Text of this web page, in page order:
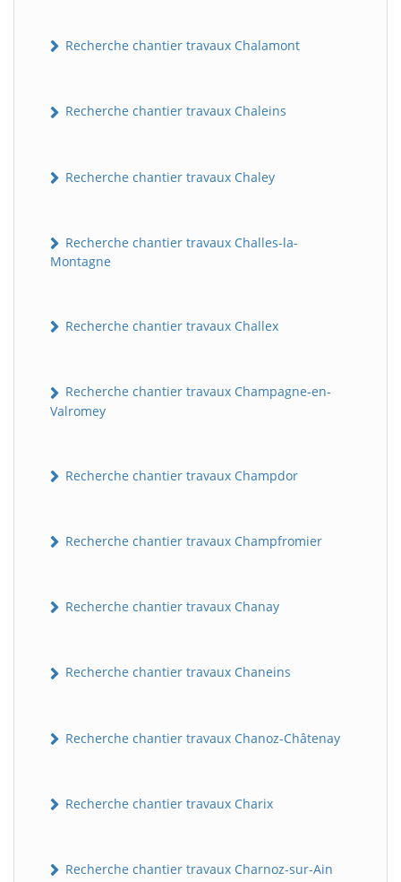
Recherche chantier travaux Chalamont
Recherche chantier travaux Chaleins
Recherche chantier travaux Chaley
Recherche chantier travaux Challes-la-
Montagne
Recherche chantier travaux Challex
Recherche chantier travaux Champagne-en-
Valromey
Recherche chantier travaux Champdor
Recherche chantier travaux Champfromier
Recherche chantier travaux Chanay
Recherche chantier travaux Chaneins
Recherche chantier travaux Chanoz-Châtenay
Recherche chantier travaux Charix
Recherche chantier travaux Charnoz-sur-Ain